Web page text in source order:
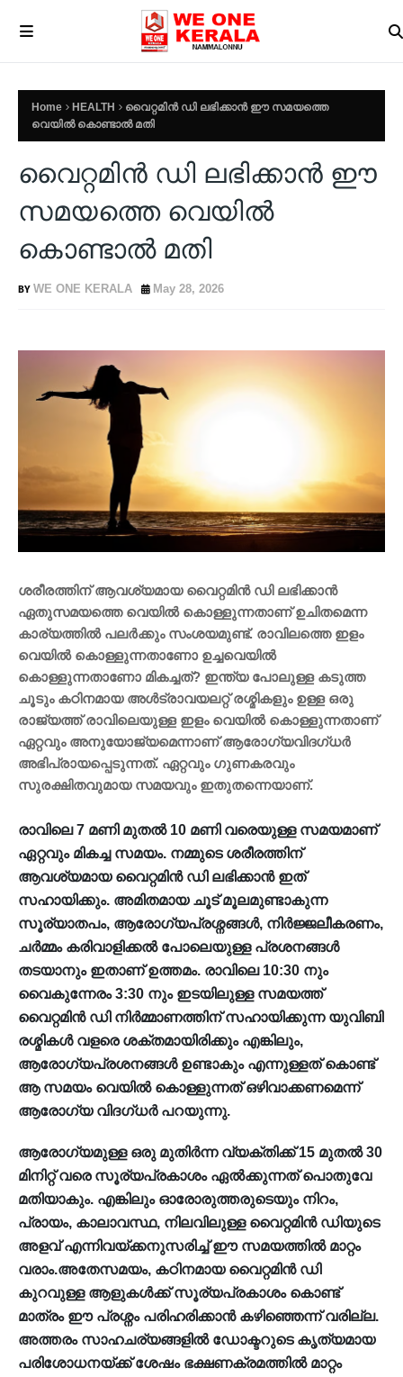
Home HEALTH
വൈറ്റമിൻ ഡി ലഭിക്കാൻ ഈ സമയത്തെ
വെയിൽ കൊണ്ടാൽ മതി
വൈറ്റമിൻ ഡി ലഭിക്കാൻ ഈ
സമയത്തെ വെയിൽ
കൊണ്ടാൽ മതി
WE ONE KERALA May 28, 2026
ശരീരത്തിന് ആവശ്യമായ വൈറ്റമിൻ ഡി ലഭിക്കാൻ
ഏതുസമയത്തെ വെയിൽ കൊള്ളുന്നതാണ് ഉചിതമെന്ന
കാര്യത്തിൽ പലർക്കും സംശയമുണ്ട്. രാവിലത്തെ ഇളം
വെയിൽ കൊള്ളുന്നതാണോ ഉച്ചവെയിൽ
കൊള്ളുന്നതാണോ മികച്ചത്? ഇന്ത്യ പോലുള്ള കടുത്ത
ചൂടും കഠിനമായ അൾട്രാവയലറ്റ് രശ്മികളും ഉള്ള ഒരു
രാജ്യത്ത് രാവിലെയുള്ള ഇളം വെയിൽ കൊള്ളുന്നതാണ്
ഏറ്റവും അനുയോജ്യമെന്നാണ് ആരോഗ്യവിദഗ്ധർ
അഭിപ്രായപ്പെടുന്നത്. ഏറ്റവും ഗുണകരവും
സുരക്ഷിതവുമായ സമയവും ഇതുതന്നെയാണ്.
രാവിലെ 7 മണി മുതൽ 10 മണി വരെയുള്ള സമയമാണ്
ഏറ്റവും മികച്ച സമയം. നമ്മുടെ ശരീരത്തിന്
ആവശ്യമായ വൈറ്റമിൻ ഡി ലഭിക്കാൻ ഇത്
സഹായിക്കും. അമിതമായ ചൂട് മൂലമുണ്ടാകുന്ന
സൂര്യാതപം, ആരോഗ്യപ്രശ്നങ്ങൾ, നിർജ്ജലീകരണം,
ചർമ്മം കരിവാളിക്കൽ പോലെയുള്ള പ്രശനങ്ങൾ
തടയാനും ഇതാണ് ഉത്തമം. രാവിലെ 10:30 നും
വൈകുന്നേരം 3:30 നും ഇടയിലുള്ള സമയത്ത്
വൈറ്റമിൻ ഡി നിർമ്മാണത്തിന് സഹായിക്കുന്ന യുവിബി
രശ്മികൾ വളരെ ശക്തമായിരിക്കും എങ്കിലും,
ആരോഗ്യപ്രശനങ്ങൾ ഉണ്ടാകും എന്നുള്ളത് കൊണ്ട്
ആ സമയം വെയിൽ കൊള്ളുന്നത് ഒഴിവാക്കണമെന്ന്
ആരോഗ്യ വിദഗ്‌ധർ പറയുന്നു.
ആരോഗ്യമുള്ള ഒരു മുതിർന്ന വ്യക്തിക്ക് 15 മുതൽ 30
മിനിറ്റ് വരെ സൂര്യപ്രകാശം ഏൽക്കുന്നത് പൊതുവേ
മതിയാകും. എങ്കിലും ഓരോരുത്തരുടെയും നിറം,
പ്രായം, കാലാവസ്ഥ, നിലവിലുള്ള വൈറ്റമിൻ ഡിയുടെ
അളവ് എന്നിവയ്ക്കനുസരിച്ച് ഈ സമയത്തിൽ മാറ്റം
വരാം.അതേസമയം, കഠിനമായ വൈറ്റമിൻ ഡി
കുറവുള്ള ആളുകൾക്ക് സൂര്യപ്രകാശം കൊണ്ട്
മാത്രം ഈ പ്രശ്നം പരിഹരിക്കാൻ കഴിഞ്ഞെന്ന് വരില്ല.
അത്തരം സാഹചര്യങ്ങളിൽ ഡോക്ടറുടെ കൃത്യമായ
പരിശോധനയ്ക്ക് ശേഷം ഭക്ഷണക്രമത്തിൽ മാറ്റം